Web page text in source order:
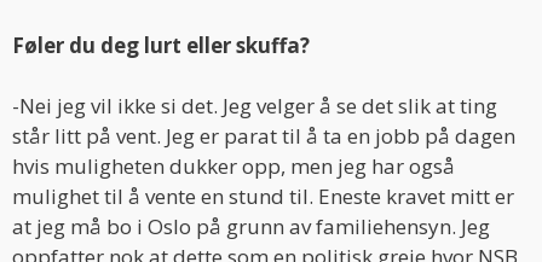
Føler du deg lurt eller skuffa?
-Nei jeg vil ikke si det. Jeg velger å se det slik at ting
står litt på vent. Jeg er parat til å ta en jobb på dagen
hvis muligheten dukker opp, men jeg har også
mulighet til å vente en stund til. Eneste kravet mitt er
at jeg må bo i Oslo på grunn av familiehensyn. Jeg